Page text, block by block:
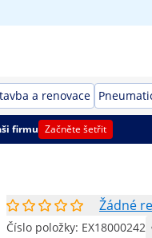
a renovace
firmu Začněte šetřit
Žádné
Číslo položky: EX18000242